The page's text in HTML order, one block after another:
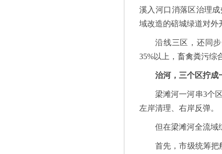
溪入河口消落区治理
域改造的碚城绿道对外
沿线三区，还同
35%以上，畜禽粪污综
治河，三个区拧成
梁滩河一河串3个
左岸清理、右岸反弹。
但在梁滩河全流域
首先，市级统筹把